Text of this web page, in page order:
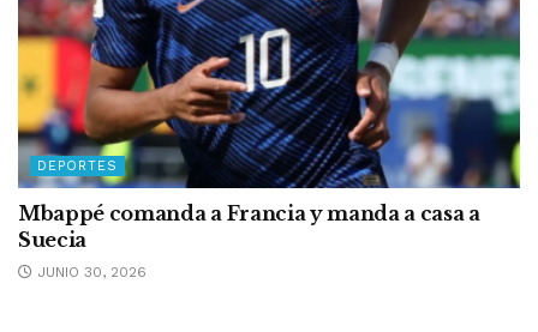
DEPORTES
Mbappé comanda a Francia y manda a casa a
Suecia
JUNIO 30, 2026